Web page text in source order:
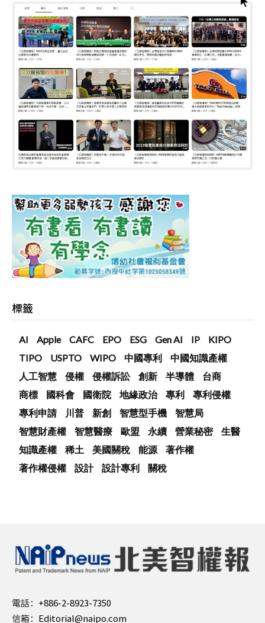
標籤
AI Apple CAFC EPO ESG Gen AI IP
KIPO
TIPO
USPTO WIPO 中國專利
中國知識產權
人工智慧
侵權 侵權訴訟 創新 半導體
台商
商標
國科會 國衛院 地緣政治 專利
專利侵權
專利申請
川普 新創 智慧型手機
智慧局
智慧財產權
智慧醫療 歐盟 永續 營業秘密
生醫
知識產權
稀土 美國關稅 能源
著作權
著作權侵權
設計 設計專利 關稅
電話： +886-2-8923-7350
信箱： Editorial@naipo.com